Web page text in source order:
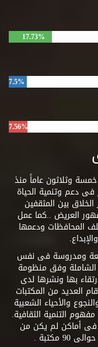
17.73%
7.5%
7.56%
وثلاثون عاماً منذ
ومؤثر فى دعم وتنمية الحياة
بين المثقفين
العريض ..كما عمل
المحافظات ودعمها
ومدروسة فى نفس
الشاملة وفق منظومة
بها ونشرها لدى
العديد من المكتبات
والأحياء الشعبية
التنمية الثقافية.
فى أماكن لم يكن من
مكتبة .